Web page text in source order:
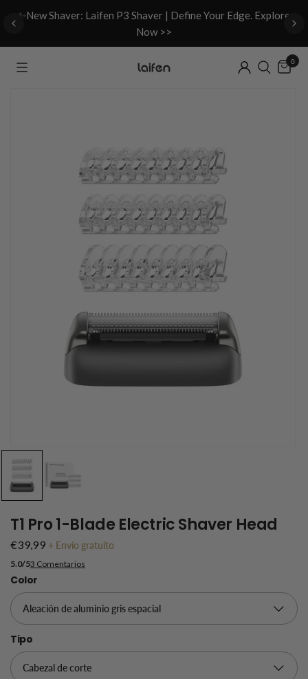
✨New Shaver: Laifen P3 Shaver | Define Your Edge. Explore
Now >>
0
T1 Pro 1-Blade Electric Shaver Head
€39,99 +Envío gratuito
3 Comentarios
5.0/5
Color
Tipo